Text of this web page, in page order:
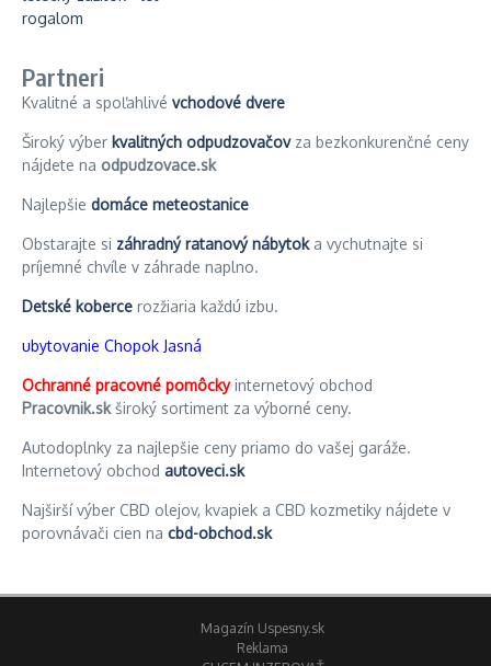
Partneri
Kvalitné a spoľahlivé vchodové dvere
Široký výber kvalitných odpudzovačovza bezkonkurenčné ceny
nájdete na odpudzovace.sk
Najlepšie domáce meteostanice
Obstarajte si záhradný ratanový nábytoka vychutnajte si
príjemné chvíle v záhrade naplno.
Detské koberce rozžiaria každú izbu.
ubytovanie Chopok Jasná
Ochranné pracovné pomôckyinternetový obchod
Pracovnik.skširoký sortiment za výborné ceny.
Autodoplnky za najlepšie ceny priamo do vašej garáže.
Internetový obchod autoveci.sk
Najširší výber CBD olejov, kvapiek a CBD kozmetiky nájdete v
porovnávači cien na cbd-obchod.sk
Magazín Uspesny.sk
Reklama